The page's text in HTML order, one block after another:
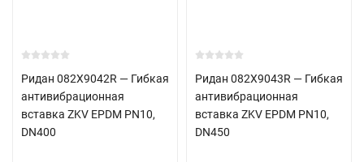
Ридан 082X9042R — Гибкая
антивибрационная
вставка ZKV EPDM PN10,
DN400
Ридан 082X9043R — Гибкая
антивибрационная
вставка ZKV EPDM PN10,
DN450